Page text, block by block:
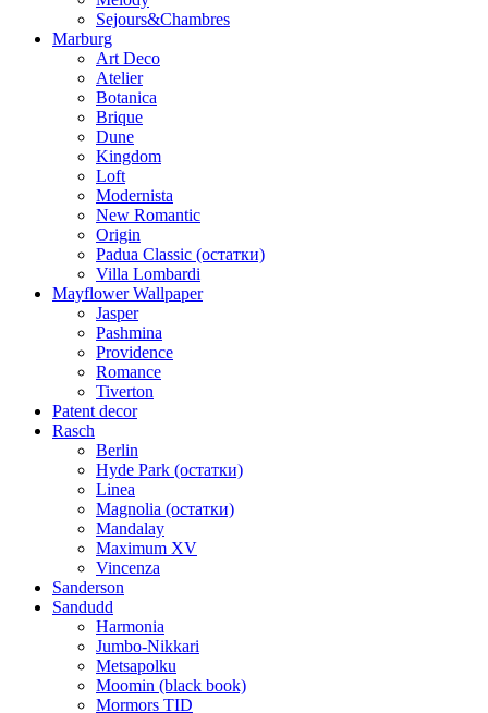
Sejours&Chambres
Marburg
Art Deco
Atelier
Botanica
Brique
Dune
Kingdom
Loft
Modernista
New Romantic
Origin
Padua Classic (остатки)
Villa Lombardi
Mayflower Wallpaper
Jasper
Pashmina
Providence
Romance
Tiverton
Patent decor
Rasch
Berlin
Hyde Park (остатки)
Linea
Magnolia (остатки)
Mandalay
Maximum XV
Vincenza
Sanderson
Sandudd
Harmonia
Jumbo-Nikkari
Metsapolku
Moomin (black book)
Mormors TID